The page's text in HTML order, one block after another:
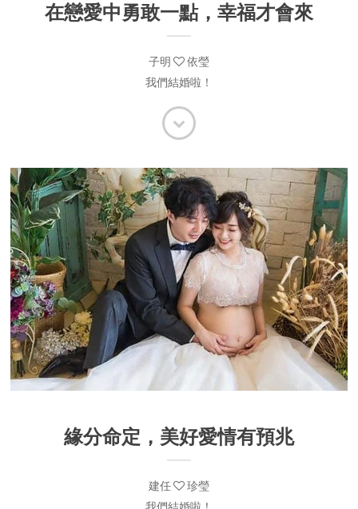
在戀愛中勇敢一點，幸福才會來
子明
依瑩
我們結婚啦！
緣分命定，美好愛情有預兆
建任
珍瑩